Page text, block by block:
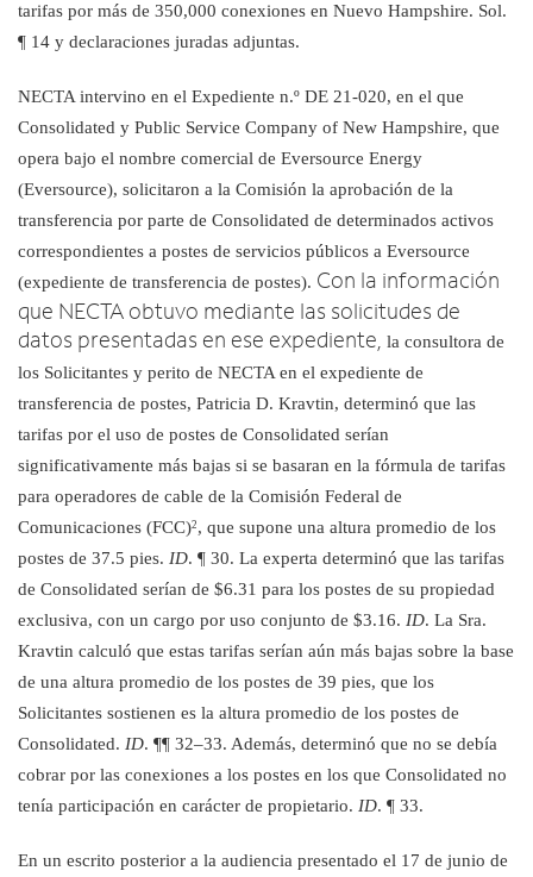
tarifas por más de 350,000 conexiones en Nuevo Hampshire. Sol.
¶ 14 y declaraciones juradas adjuntas.
NECTA intervino en el Expediente n.º DE 21-020, en el que
Consolidated y Public Service Company of New Hampshire, que
opera bajo el nombre comercial de Eversource Energy
(Eversource), solicitaron a la Comisión la aprobación de la
transferencia por parte de Consolidated de determinados activos
correspondientes a postes de servicios públicos a Eversource
(expediente de transferencia de postes). Con la información
que NECTA obtuvo mediante las solicitudes de
datos presentadas en ese expediente, la consultora de
los Solicitantes y perito de NECTA en el expediente de
transferencia de postes, Patricia D. Kravtin, determinó que las
tarifas por el uso de postes de Consolidated serían
significativamente más bajas si se basaran en la fórmula de tarifas
para operadores de cable de la Comisión Federal de
Comunicaciones (FCC)2 , que supone una altura promedio de los
postes de 37.5 pies. ID. ¶ 30. La experta determinó que las tarifas
de Consolidated serían de $6.31 para los postes de su propiedad
exclusiva, con un cargo por uso conjunto de $3.16. ID. La Sra.
Kravtin calculó que estas tarifas serían aún más bajas sobre la base
de una altura promedio de los postes de 39 pies, que los
Solicitantes sostienen es la altura promedio de los postes de
Consolidated. ID. ¶¶ 32–33. Además, determinó que no se debía
cobrar por las conexiones a los postes en los que Consolidated no
tenía participación en carácter de propietario. ID. ¶ 33.
En un escrito posterior a la audiencia presentado el 17 de junio de